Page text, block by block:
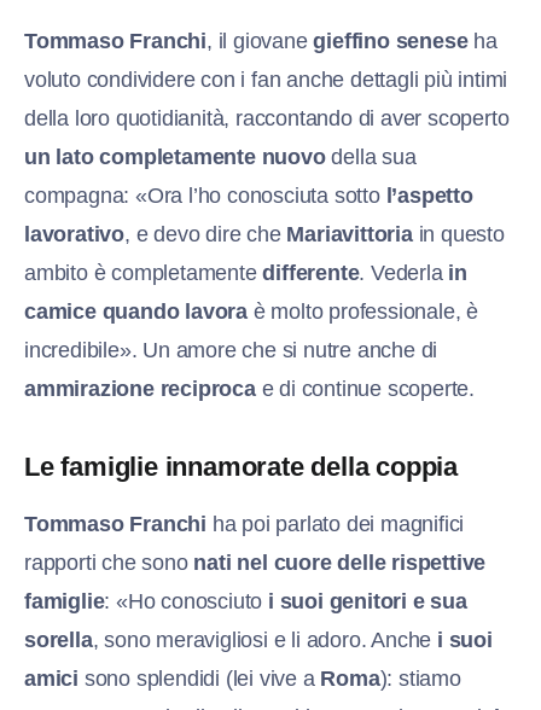
Tommaso Franchi, il giovanegieffino senese ha
voluto condividere con i fan anche dettagli più intimi
della loro quotidianità, raccontando di aver scoperto
un lato completamente nuovodella sua
compagna: «Ora l’ho conosciuta sotto l’aspetto
lavorativo, e devo dire che Mariavittoriain questo
ambito è completamentedifferente. Vederla in
camice quando lavora è molto professionale, è
incredibile». Un amore che si nutre anche di
ammirazione reciprocae di continue scoperte.
Le famiglie innamorate della coppia
Tommaso Franchi ha poi parlato dei magnifici
rapporti che sono nati nel cuore delle rispettive
famiglie: «Ho conosciuto i suoi genitori e sua
sorella, sono meravigliosi e li adoro. Anche i suoi
amici sono splendidi (lei vive a Roma): stiamo